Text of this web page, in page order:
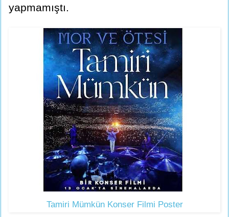
yapmamıştı.
Tamiri Mümkün Konser Filmi Poster